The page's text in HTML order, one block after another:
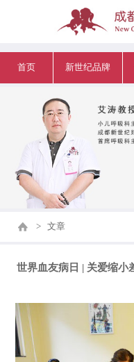
首页 新世纪品牌
> 文章
世界血友病日 | 关爱缩小